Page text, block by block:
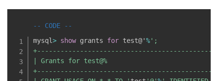
mysql> show grants for test@'%';
| Grants for test@%